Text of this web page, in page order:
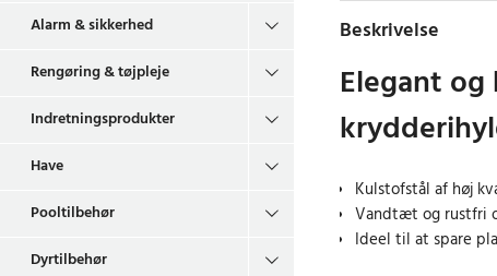
Alarm & sikkerhed
Rengøring & tøjpleje
Indretningsprodukter
Have
Pooltilbehør
Dyrtilbehør
Beskrivelse
Elegant
Kulstofstål af høj
Vandtæt og rustfri
Ideel til at spare